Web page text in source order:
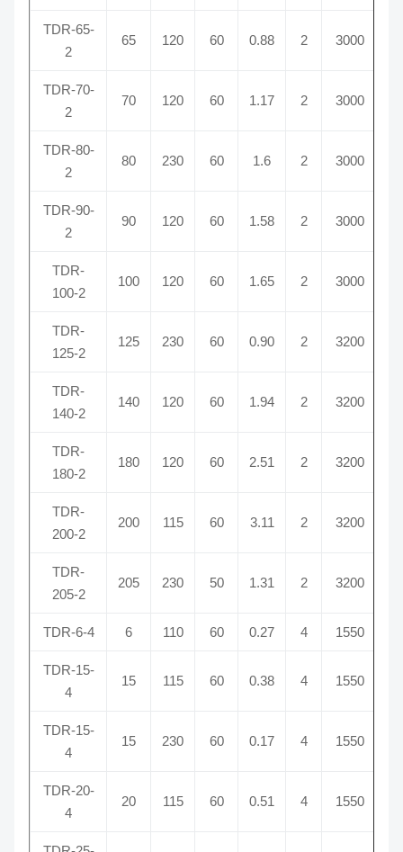
TDR-65-
2
65 120 60 0.88 2 3000
TDR-70-
2
70 120 60 1.17 2 3000
TDR-80-
2
80 230 60 1.6 2 3000
TDR-90-
2
90 120 60 1.58 2 3000
TDR-
100-2
100 120 60 1.65 2 3000
TDR-
125-2
125 230 60 0.90 2 3200
TDR-
140-2
140 120 60 1.94 2 3200
TDR-
180-2
180 120 60 2.51 2 3200
TDR-
200-2
200 115 60 3.11 2 3200
TDR-
205-2
205 230 50 1.31 2 3200
TDR-6-4 6 110 60 0.27 4 1550
TDR-15-
4
15 115 60 0.38 4 1550
TDR-15-
4
15 230 60 0.17 4 1550
TDR-20-
4
20 115 60 0.51 4 1550